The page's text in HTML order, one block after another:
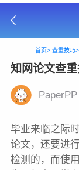
首页> 查重技巧>
知网论文查
PaperPP
毕业来临之际
论文，还要进
检测的，而使